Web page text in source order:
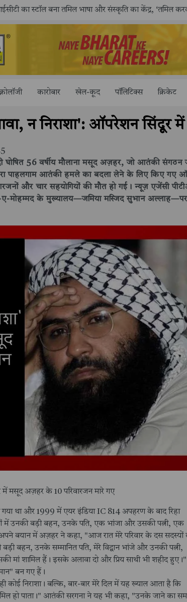
कारोबार खेल-कूद पॉलिटिक्स क्रिकेट
न निराशा': ऑपरेशन सिंदूर
घोषित 56 वर्षीय मौलाना मसूद अज़हर, जो आतंकी
पाहलगाम आतंकी हमले का बदला लेने के लिए किए गए
और चार सहयोगियों की मौत हो गई। न्यूज़ एजेंसी
मोहम्मद के मुख्यालय—जमिया मस्जिद सुभान अल्लाह—पर
में मसूद अज़हर के 10 परिवारजन मारे गए
था और 1999 में एयर इंडिया IC 814 अपहरण के बाद रिहा
में उनकी बड़ी बहन, उनके पति, एक भांजा और उसकी पत्नी, एक
बयान में अज़हर ने कहा, "आज रात मेरे परिवार के दस सदस्यों
बहन, उनके सम्मानित पति, मेरे विद्वान भांजे और उनकी पत्नी,
मां शामिल हैं। इसके अलावा दो और प्रिय साथी भी शहीद हुए।"
बन गए हैं।
निराशा। बल्कि, बार-बार मेरे दिल में यह ख्याल आता है कि
हो पाता।" आतंकी सरगना ने यह भी कहा, "उनके जाने का